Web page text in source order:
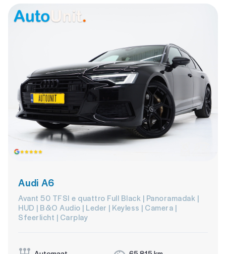
Audi A6
Avant 50 TFSI e quattro Full Black | Panoramadak |
HUD | B&O Audio | Leder | Keyless | Camera |
Sfeerlicht | Carplay